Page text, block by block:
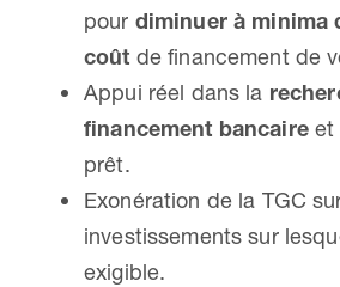
pour diminuer à minima
coût de financement de
Appui réel dans la
financement bancaireet
prêt.
Exonération de la TGC
investissements sur
exigible.